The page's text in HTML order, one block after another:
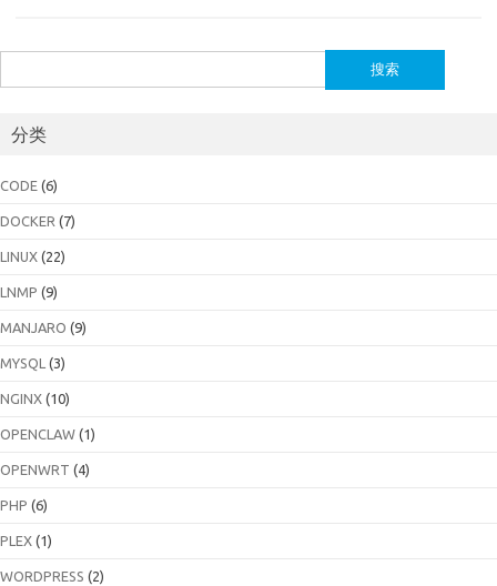
索：
分类
CODE (6)
DOCKER (7)
LINUX (22)
LNMP (9)
MANJARO (9)
MYSQL (3)
NGINX (10)
OPENCLAW (1)
OPENWRT (4)
PHP (6)
PLEX (1)
WORDPRESS (2)